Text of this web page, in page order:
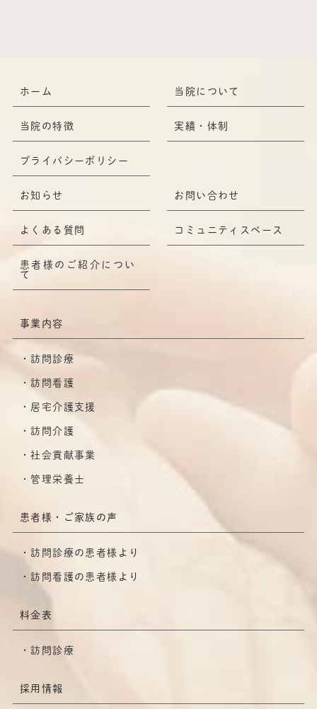
ホーム 当院について
当院の特徴 実績・体制
プライバシーポリシー
お知らせ お問い合わせ
よくある質問 コミュニティスペース
患者様のご紹介につい
て
事業内容
訪問診療
訪問看護
居宅介護支援
訪問介護
社会貢献事業
管理栄養士
患者様・ご家族の声
訪問診療の患者様より
訪問看護の患者様より
料金表
訪問診療
採用情報